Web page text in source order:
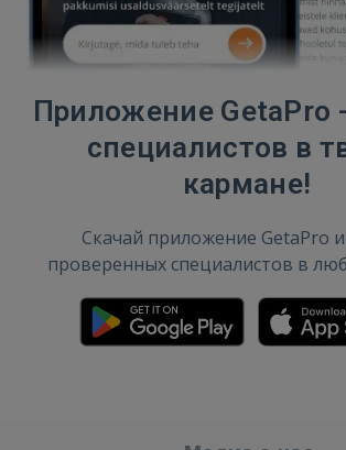
Приложение GetaPro
специалистов в
кармане!
Скачай приложение GetaPro
проверенных специалистов в